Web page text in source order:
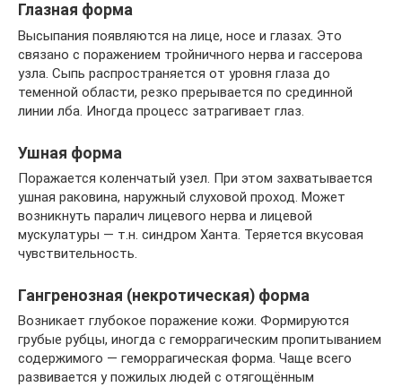
Глазная форма
Высыпания появляются на лице, носе и глазах. Это
связано с поражением тройничного нерва и гассерова
узла. Сыпь распространяется от уровня глаза до
теменной области, резко прерывается по срединной
линии лба. Иногда процесс затрагивает глаз.
Ушная форма
Поражается коленчатый узел. При этом захватывается
ушная раковина, наружный слуховой проход. Может
возникнуть паралич лицевого нерва и лицевой
мускулатуры — т.н. синдром Ханта. Теряется вкусовая
чувствительность.
Гангренозная (некротическая) форма
Возникает глубокое поражение кожи. Формируются
грубые рубцы, иногда с геморрагическим пропитыванием
содержимого — геморрагическая форма. Чаще всего
развивается у пожилых людей с отягощённым